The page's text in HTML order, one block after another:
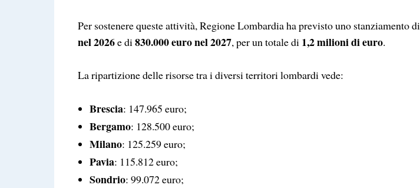
Per sostenere queste attività, Regione Lombardia ha previsto uno stanziamento di
nel 2026e di 830.000 euro nel 2027, per un totale di 1,2 milioni di euro.
La ripartizione delle risorse tra i diversi territori lombardi vede:
Brescia: 147.965 euro;
Bergamo: 128.500 euro;
Milano: 125.259 euro;
Pavia: 115.812 euro;
Sondrio: 99.072 euro;